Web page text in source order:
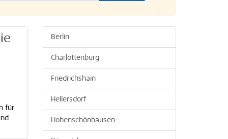
für
Berlin
Charlottenburg
Friedrichshain
Hellersdorf
Hohenschönhausen